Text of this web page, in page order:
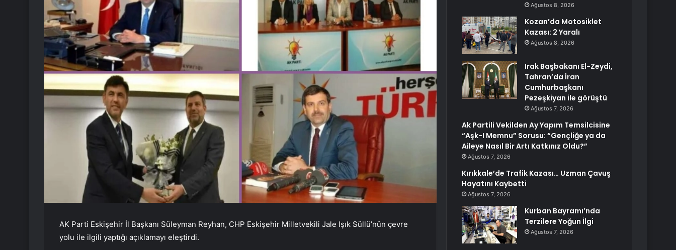
AK Parti Eskişehir İl Başkanı Süleyman Reyhan, CHP Eskişehir Milletvekili Jale Işık Süllü’nün çevre
yolu ile ilgili yaptığı açıklamayı eleştirdi.
Ağustos 8, 2026
Kozan’da Motosiklet
Kazası: 2 Yaralı
Ağustos 8, 2026
Irak Başbakanı El-Zeydi,
Tahran’da İran
Cumhurbaşkanı
Pezeşkiyan ile görüştü
Ağustos 7, 2026
Ak Partili Vekilden Ay Yapım Temsilcisine
“Aşk-I Memnu” Sorusu: “Gençliğe ya da
Aileye Nasıl Bir Artı Katkınız Oldu?”
Ağustos 7, 2026
Kırıkkale’de Trafik Kazası… Uzman Çavuş
Hayatını Kaybetti
Ağustos 7, 2026
Kurban Bayramı’nda
Terzilere Yoğun İlgi
Ağustos 7, 2026